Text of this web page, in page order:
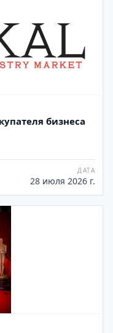
бизнеса
ДАТА
28 июля 2026 г.